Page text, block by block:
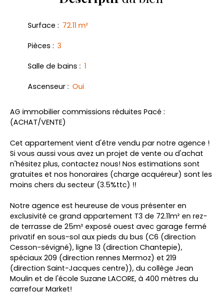
Surface : 72.11 m²
Pièces : 3
Salle de bains : 1
Ascenseur : Oui
AG immobilier commissions réduites Pacé :
(ACHAT/VENTE)
Cet appartement vient d'être vendu par notre agence !
Si vous aussi vous avez un projet de vente ou d'achat
n'hésitez plus, contactez nous! Nos estimations sont
gratuites et nos honoraires (charge acquéreur) sont les
moins chers du secteur (3.5%ttc) !!
Notre agence est heureuse de vous présenter en
exclusivité ce grand appartement T3 de 72.11m² en rez-
de terrasse de 25m² exposé ouest avec garage fermé
privatif en sous-sol aux pieds du bus (C6 (direction
Cesson-sévigné), ligne 13 (direction Chantepie),
spéciaux 209 (direction rennes Mermoz) et 219
(direction Saint-Jacques centre)), du collège Jean
Moulin et de l'école Suzane LACORE, à 400 mètres du
carrefour Market!